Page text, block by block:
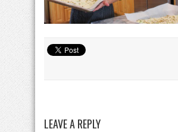
LEAVE A REPLY